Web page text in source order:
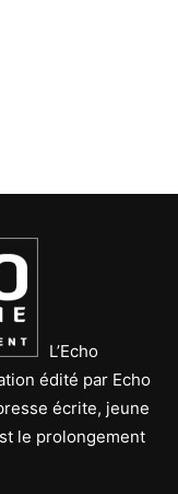
L’Echo
édité par Echo
écrite, jeune
le prolongement